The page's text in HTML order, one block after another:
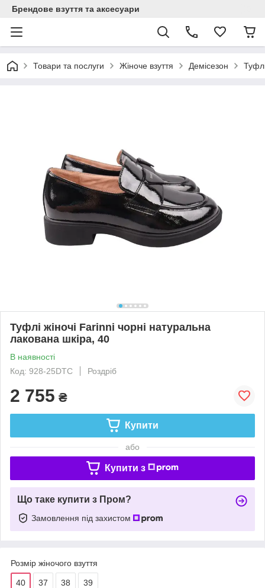
Брендове взуття та аксесуари
Товари та послуги Жіноче взуття Демісезон
Туфлі жіночі Farinni чорні натуральна
лакована шкіра, 40
В наявності
Код: 928-25DTC
Роздріб
2 755 ₴
Купити
або
Купити з
Що таке купити з Пром?
Замовлення під захистом
Розмір жіночого взуття
40 37 38 39